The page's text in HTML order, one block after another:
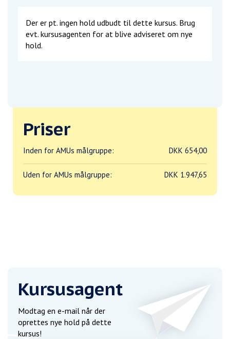
Der er pt. ingen hold udbudt til dette kursus. Brug
evt. kursusagenten for at blive adviseret om nye
hold.
Priser
Inden for AMUs målgruppe: DKK 654,00
Uden for AMUs målgruppe: DKK 1.947,65
Kursusagent
Modtag en e-mail når der
oprettes nye hold på dette
kursus!